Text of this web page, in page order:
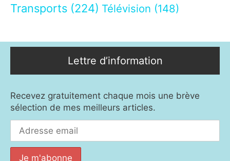
Transports (224) Télévision (148)
Lettre d’information
Recevez gratuitement chaque mois une brève
sélection de mes meilleurs articles.